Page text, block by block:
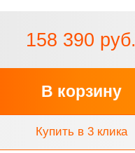
158 390 руб.
В корзину
Купить в 3 клика